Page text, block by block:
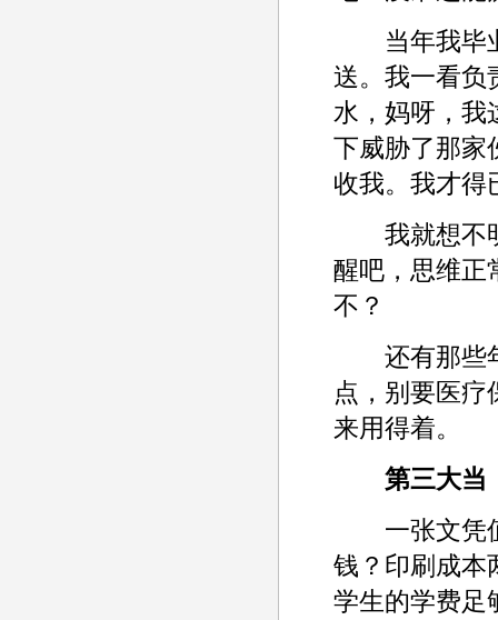
当年我毕业
送。我一看负
水，妈呀，我
下威胁了那家
收我。我才得
我就想不明
醒吧，思维正
不？
还有那些年
点，别要医疗
来用得着。
第三大当
一张文凭值
钱？印刷成本
学生的学费足